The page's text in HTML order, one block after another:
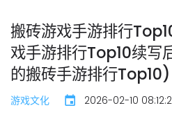
搬砖游戏手游排行
戏手游排行Top10续写
的搬砖手游排行Top10)
游戏文化 2026-02-10